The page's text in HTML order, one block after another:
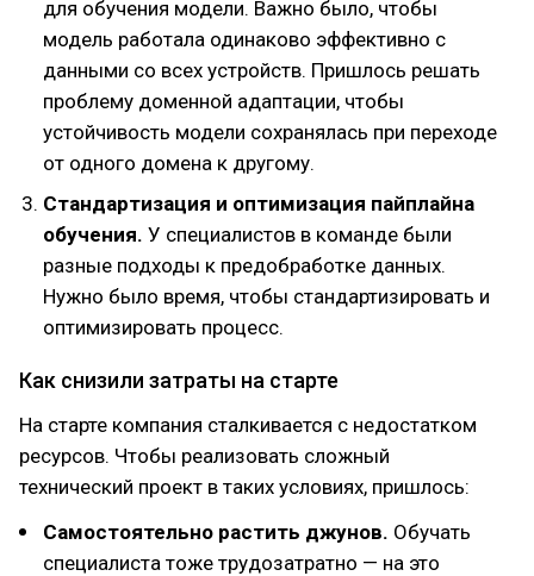
для обучения модели. Важно было, чтобы
модель работала одинаково эффективно с
данными со всех устройств. Пришлось решать
проблему доменной адаптации, чтобы
устойчивость модели сохранялась при переходе
от одного домена к другому.
Стандартизация и оптимизация пайплайна
обучения. У специалистов в команде были
разные подходы к предобработке данных.
Нужно было время, чтобы стандартизировать и
оптимизировать процесс.
Как снизили затраты на старте
На старте компания сталкивается с недостатком
ресурсов. Чтобы реализовать сложный
технический проект в таких условиях, пришлось:
Самостоятельно растить джунов. Обучать
специалиста тоже трудозатратно — на это